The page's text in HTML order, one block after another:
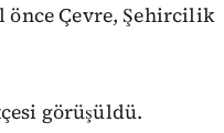
önce Çevre, Şehircilik
görüşüldü.